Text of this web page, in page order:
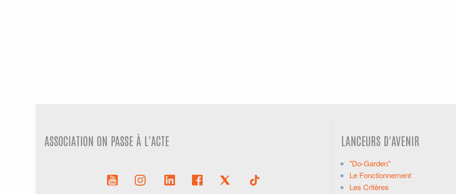
ASSOCIATION ON PASSE À L'ACTE LANCEURS D'AVENIR
"Do-Garden"
Le Fonctionnement
Les Critères